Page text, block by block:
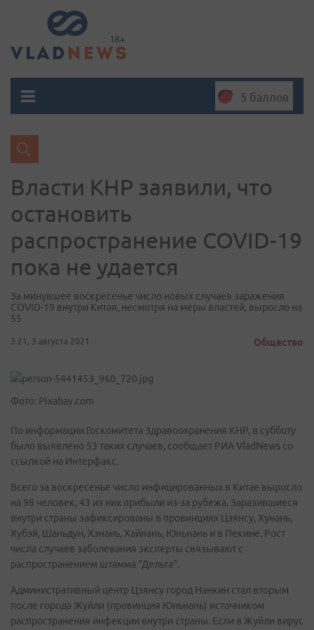
5 баллов
Власти КНР заявили, что
остановить
распространение COVID-19
пока не удается
За минувшее воскресенье число новых случаев заражения
COVID-19 внутри Китая, несмотря на меры властей, выросло на
55
3:21, 3 августа 2021 Общество
Фото: Pixabay.com
По информации Госкомитета Здравоохранения КНР, в субботу
было выявлено 53 таких случаев, сообщает РИА VladNews со
ссылкой на Интерфакс.
Всего за воскресенье число инфицированных в Китае выросло
на 98 человек, 43 из них прибыли из-за рубежа. Заразившиеся
внутри страны зафиксированы в провинциях Цзянсу, Хунань,
Хубэй, Шаньдун, Хэнань, Хайнань, Юньнань и в Пекине. Рост
числа случаев заболевания эксперты связывают с
распространением штамма "Дельта".
Административный центр Цзянсу город Нанкин стал вторым
после города Жуйли (провинция Юньнань) источником
распространения инфекции внутри страны. Если в Жуйли вирус